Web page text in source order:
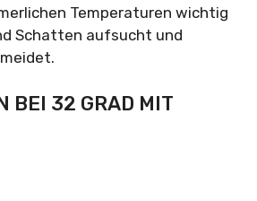
Temperaturen wichtig
Schatten aufsucht und
BEI 32 GRAD MIT